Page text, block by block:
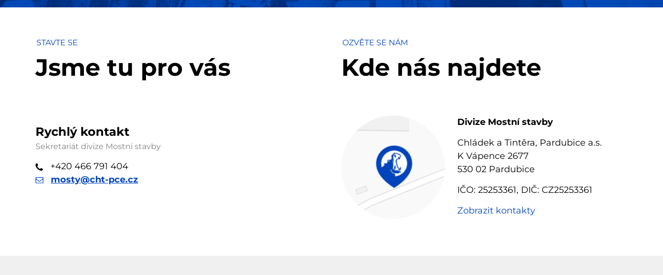
STAVTE SE
Jsme tu pro vás
Rychlý kontakt
Sekretariát divize Mostní stavby
+420 466 791 404
mosty@cht-pce.cz
OZVĚTE SE NÁM
Kde nás najdete
Divize Mostní stavby
Chládek a Tintěra, Pardubice a.s.
K Vápence 2677
530 02 Pardubice
IČO: 25253361, DIČ: CZ25253361
Zobrazit kontakty